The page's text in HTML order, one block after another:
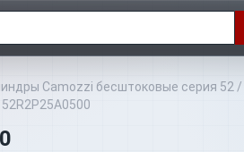
Camozzi бесштоковые серия 52 /